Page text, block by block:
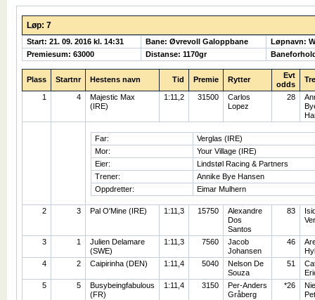
Løp: 7
Start: 21. 09. 2016 kl. 14:31 Bane: Øvrevoll Galoppbane
Løpnavn:
Premiesum: 63000
Distanse: 1170gr
Plass Startnr Hestens navn Tid Premie Rytter
Evt
odds
1 4
Majestic Max
(IRE)
1:11,2 31500
Carlos
Lopez
28
Far:
Verglas (IRE)
Mor:
Your Village (IRE)
Eier:
Lindstøl Racing & Partners
Trener:
Annike Bye Hansen
Oppdretter:
Eimar Mulhern
2 3 Pal O'Mine (IRE) 1:11,3 15750
Alexandre
Dos
Santos
83
3 1
Julien Delamare
(SWE)
1:11,3 7560
Jacob
Johansen
46
4
2 Caipirinha (DEN) 1:11,4 5040
Nelson De
Souza
51
5
5
Busybeingfabulous
(FR)
1:11,4 3150
Per-Anders
Gråberg
*26